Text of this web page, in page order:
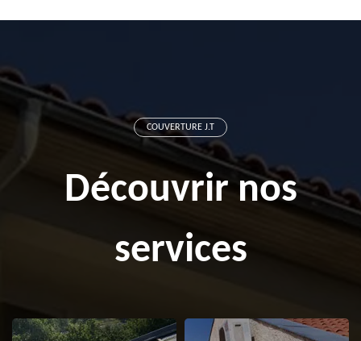
COUVERTURE J.T
Découvrir nos
services